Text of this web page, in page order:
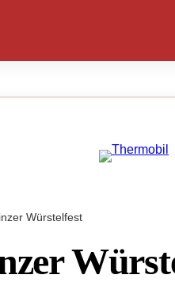
Würstelfest